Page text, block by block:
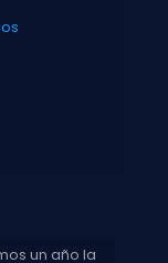
un año la